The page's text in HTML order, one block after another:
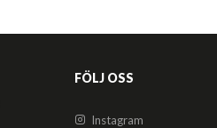
FÖLJ OSS
Instagram